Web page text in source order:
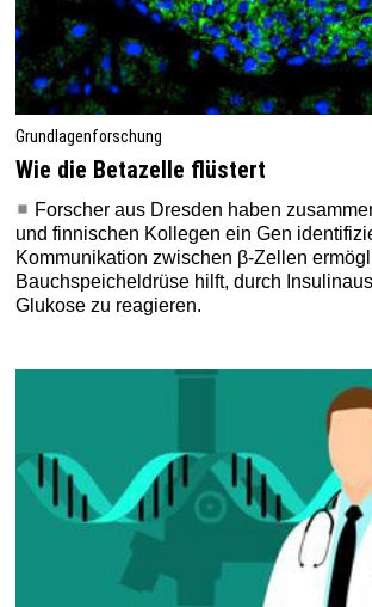
Grundlagenforschung
Wie die Betazelle flüstert
Forscher aus Dresden haben
und finnischen Kollegen ein Gen
Kommunikation zwischen β-Zellen
Bauchspeicheldrüse hilft, durch
Glukose zu reagieren.